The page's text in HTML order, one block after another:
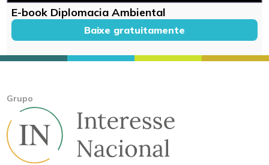
E-book Diplomacia Ambiental
Baixe gratuitamente
Grupo